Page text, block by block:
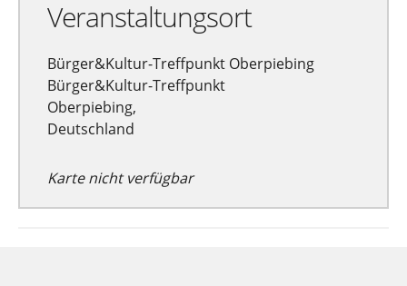
Veranstaltungsort
Bürger&Kultur-Treffpunkt Oberpiebing
Bürger&Kultur-Treffpunkt
Oberpiebing,
Deutschland
Karte nicht verfügbar